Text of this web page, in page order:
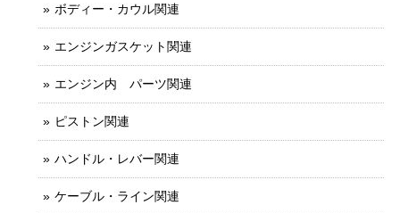
ボディー・カウル関連
エンジンガスケット関連
エンジン内 パーツ関連
ピストン関連
ハンドル・レバー関連
ケーブル・ライン関連